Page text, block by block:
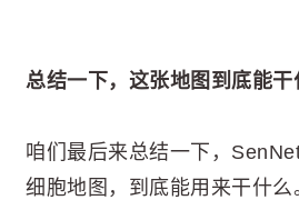
总结一下，这张地图到底能干
咱们最后来总结一下，
细胞地图，到底能用来干什么